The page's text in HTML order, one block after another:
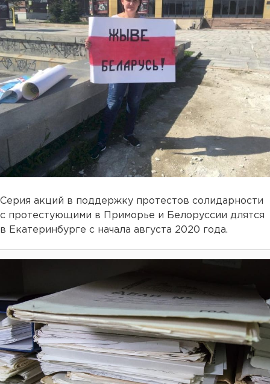
Серия акций в поддержку протестов солидарности
с протестующими в Приморье и Белоруссии длятся
в Екатеринбурге с начала августа 2020 года.